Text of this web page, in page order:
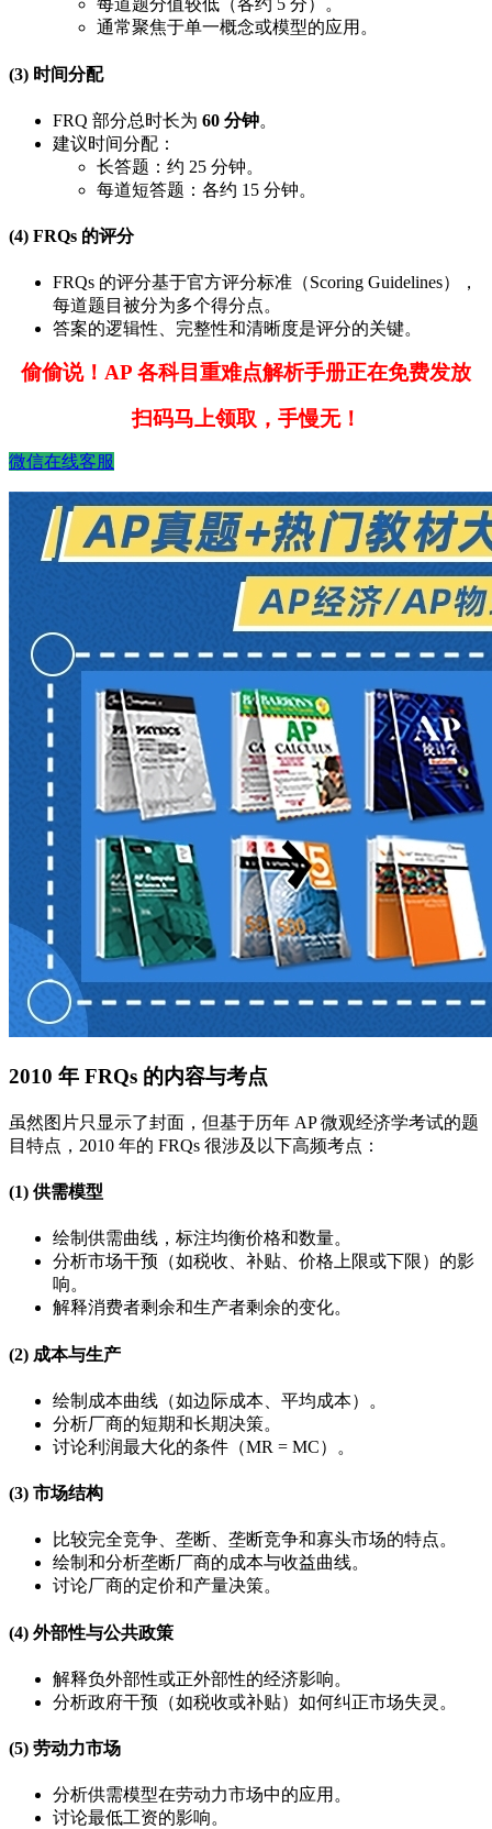
每道题分值较低（各约 5 分）。
通常聚焦于单一概念或模型的应用。
(3) 时间分配
FRQ 部分总时长为 60 分钟。
建议时间分配：
长答题：约 25 分钟。
每道短答题：各约 15 分钟。
(4) FRQs 的评分
FRQs 的评分基于官方评分标准（Scoring Guidelines），
每道题目被分为多个得分点。
答案的逻辑性、完整性和清晰度是评分的关键。
偷偷说！AP 各科目重难点解析手册正在免费发放
扫码马上领取，手慢无！
微信在线客服
2010 年 FRQs 的内容与考点
虽然图片只显示了封面，但基于历年 AP 微观经济学考试的题
目特点，2010 年的 FRQs 很涉及以下高频考点：
(1) 供需模型
绘制供需曲线，标注均衡价格和数量。
分析市场干预（如税收、补贴、价格上限或下限）的影
响。
解释消费者剩余和生产者剩余的变化。
(2) 成本与生产
绘制成本曲线（如边际成本、平均成本）。
分析厂商的短期和长期决策。
讨论利润最大化的条件（MR = MC）。
(3) 市场结构
比较完全竞争、垄断、垄断竞争和寡头市场的特点。
绘制和分析垄断厂商的成本与收益曲线。
讨论厂商的定价和产量决策。
(4) 外部性与公共政策
解释负外部性或正外部性的经济影响。
分析政府干预（如税收或补贴）如何纠正市场失灵。
(5) 劳动力市场
分析供需模型在劳动力市场中的应用。
讨论最低工资的影响。